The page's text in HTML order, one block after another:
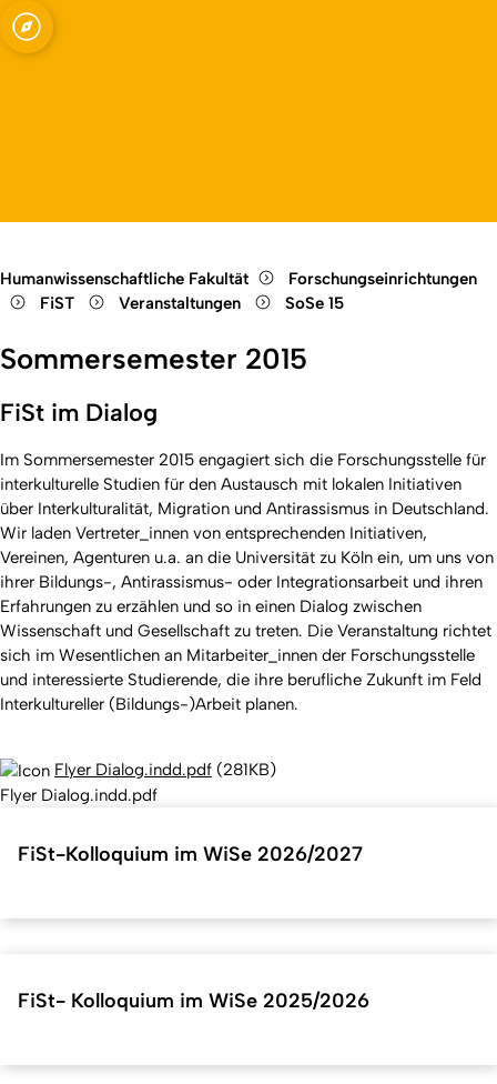
Studien
Open quicklink menu
Humanwissenschaftliche Fakultät
Forschungseinrichtungen
FiST
Veranstaltungen SoSe 15
Sommersemester 2015
FiSt im Dialog
Im Sommersemester 2015 engagiert sich die Forschungsstelle für
interkulturelle Studien für den Austausch mit lokalen Initiativen
über Interkulturalität, Migration und Antirassismus in Deutschland.
Wir laden Vertreter_innen von entsprechenden Initiativen,
Vereinen, Agenturen u.a. an die Universität zu Köln ein, um uns von
ihrer Bildungs-, Antirassismus- oder Integrationsarbeit und ihren
Erfahrungen zu erzählen und so in einen Dialog zwischen
Wissenschaft und Gesellschaft zu treten. Die Veranstaltung richtet
sich im Wesentlichen an Mitarbeiter_innen der Forschungsstelle
und interessierte Studierende, die ihre berufliche Zukunft im Feld
Interkultureller (Bildungs-)Arbeit planen.
Flyer Dialog.indd.pdf (281KB)
Flyer Dialog.indd.pdf
FiSt-Kolloquium im WiSe 2026/2027
FiSt- Kolloquium im WiSe 2025/2026